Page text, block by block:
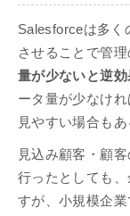
Salesforceは多く
させることで管
量が少ないと逆
ータ量が少なけ
見やすい場合もあ
見込み顧客・顧
行ったとしても
すが、小規模企